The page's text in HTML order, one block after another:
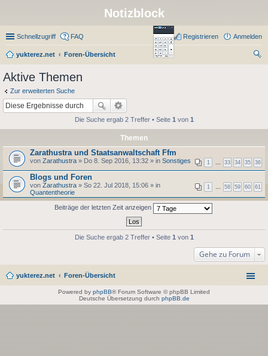
Notizblock
Schnellzugriff FAQ Anmelden
Registrieren
yukterez.net
Foren-Übersicht
Aktive Themen
Zur erweiterten Suche
Die Suche ergab 2 Treffer • Seite 1 von 1
Themen
Zarathustra und Staatsanwaltschaft Ffm
1 33 34 35 36
von Zarathustra » Do 8. Sep 2016, 13:32 » in Sonstiges
Blogs und Foren
1 58 59 60 61
von Zarathustra » So 22. Jul 2018, 15:06 » in
Quantentheorie
Beiträge der letzten Zeit anzeigen
Die Suche ergab 2 Treffer • Seite 1 von 1
Gehe zu Forum
yukterez.net Foren-Übersicht
Powered by phpBB® Forum Software © phpBB Limited
Deutsche Übersetzung durch phpBB.de